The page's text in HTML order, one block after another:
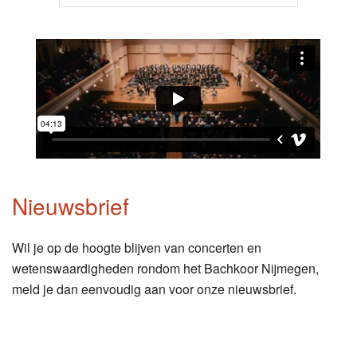
Nieuwsbrief
Wil je op de hoogte blijven van concerten en
wetenswaardigheden rondom het Bachkoor Nijmegen,
meld je dan eenvoudig aan voor onze nieuwsbrief.